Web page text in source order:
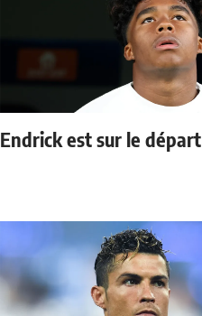
Endrick est sur le départ